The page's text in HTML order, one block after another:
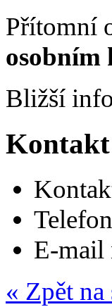
Přítomní
osobním
Bližší
Kontakt
E-mail
« Zpět na